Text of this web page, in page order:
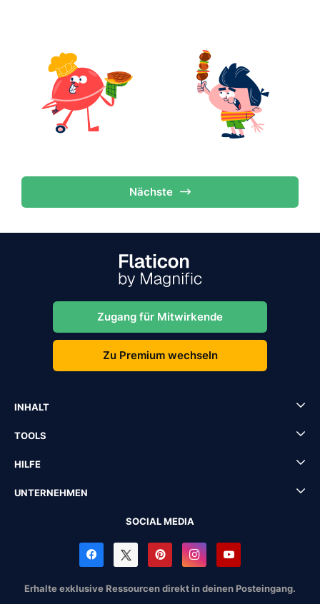
Nächste
Zugang für Mitwirkende
Zu Premium wechseln
INHALT
TOOLS
HILFE
UNTERNEHMEN
SOCIAL MEDIA
Erhalte exklusive Ressourcen direkt in deinen Posteingang.